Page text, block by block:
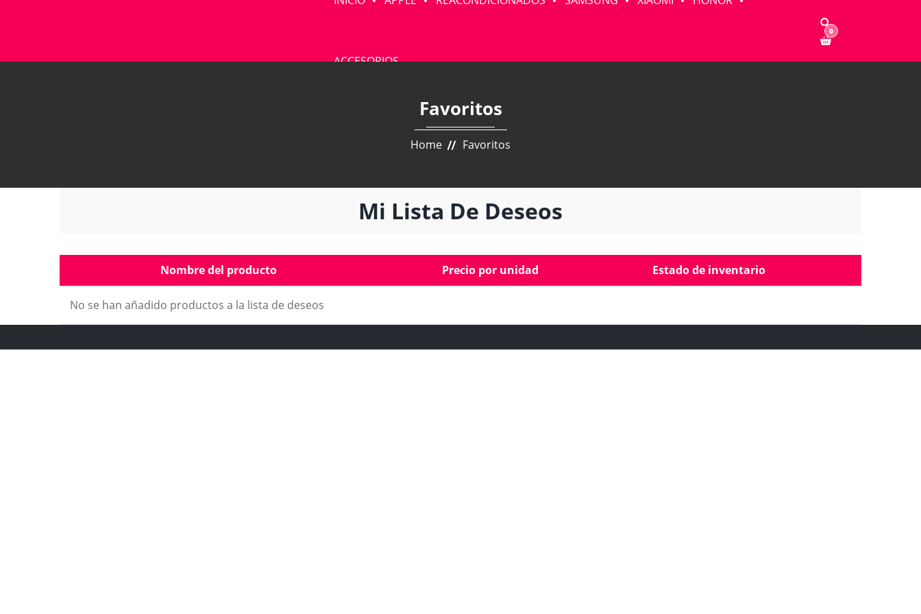
ACCESORIOS
0
Favoritos
Home Favoritos
Mi Lista De Deseos
Nombre del producto Precio por unidad Estado de inventario
No se han añadido productos a la lista de deseos